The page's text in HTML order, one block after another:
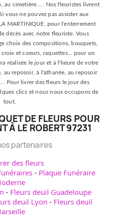
au cimetière... . Nos fleuristes livrent
vous ne pouvez pas assister aux
MARTINIQUE, pour l'enterrement
décès avec notre fleuriste. Vous
choix des compositions, bouquets,
et coeurs, raquettes... pour un
réalisée le jour et à l'heure de votre
au reposoir, à l'athanée, au reposoir
. Pour livrer des fleurs le jour des
clics et nous nous occupons de
tout.
DE FLEURS POUR
À LE ROBERT 97231
partenaires
des fleurs
- Plaque Funéraire
- Fleurs deuil Guadeloupe
deuil Lyon - Fleurs deuil